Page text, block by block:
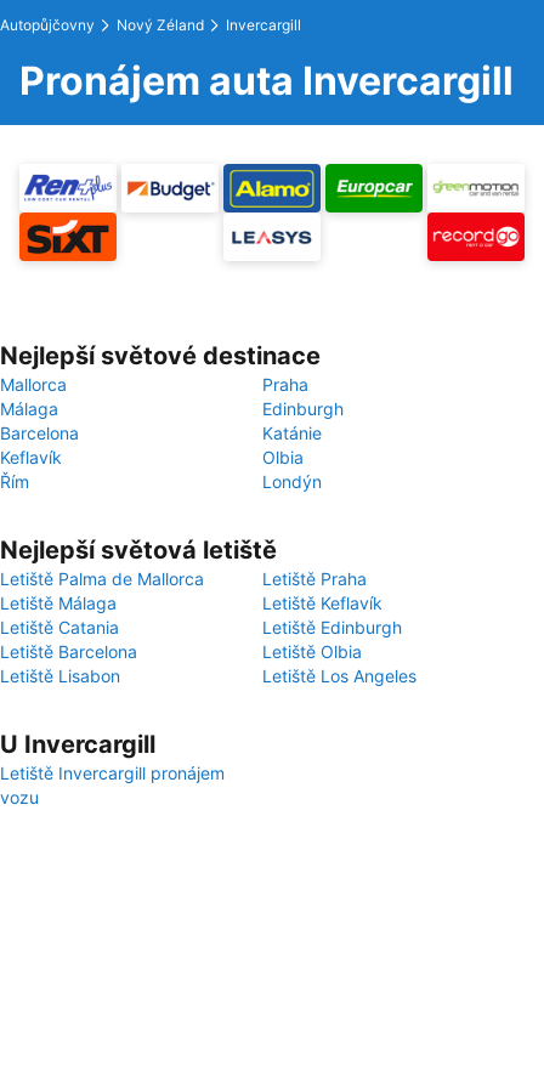
Autopůjčovny Nový Zéland Invercargill
Pronájem auta Invercargill
Nejlepší světové destinace
Mallorca
Praha
Málaga
Edinburgh
Barcelona
Katánie
Keflavík
Olbia
Řím
Londýn
Nejlepší světová letiště
Letiště Palma de Mallorca
Letiště Praha
Letiště Málaga
Letiště Keflavík
Letiště Catania
Letiště Edinburgh
Letiště Barcelona
Letiště Olbia
Letiště Lisabon
Letiště Los Angeles
U Invercargill
Letiště Invercargill pronájem
vozu